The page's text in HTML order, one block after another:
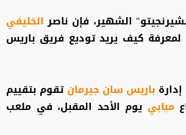
الشهير، فإن ناصرالخليفي
كيف يريد توديع فريق باريس
باريس سان جيرمانتقوم بتقييم
مبابي يوم الأحد المقبل، في ملعب